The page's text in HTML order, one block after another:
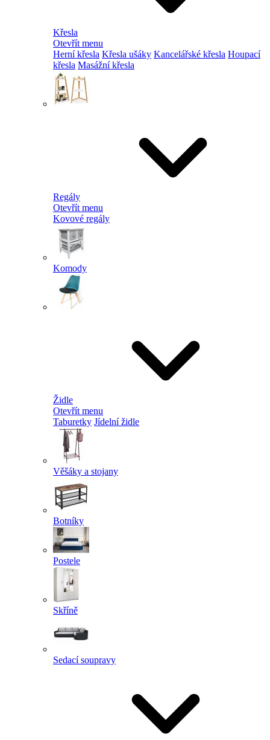
Křesla
Otevřít menu
Herní křesla Křesla ušáky Kancelářské křesla Houpací
křesla Masážní křesla
Regály
Otevřít menu
Kovové regály
Komody
Židle
Otevřít menu
Taburetky Jídelní židle
Věšáky a stojany
Botníky
Postele
Skříně
Sedací soupravy